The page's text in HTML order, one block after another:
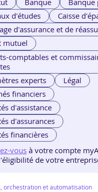
Banque
Banque
d'études
Caisse
d'assurance et de
mutuel
comptables et
experts
Légal
financiers
d'assistance
d'assurances
financières
vous à votre compte
de votre
orchestration et automatisation